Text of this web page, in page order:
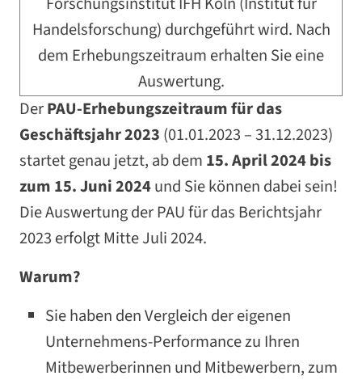
Handelsforschung) durchgeführt wird. Nach
dem Erhebungszeitraum erhalten Sie eine
Auswertung.
DerPAU-Erhebungszeitraum für das
Geschäftsjahr 2023 (01.01.2023 – 31.12.2023)
startet genau jetzt, ab dem 15. April 2024 bis
zum 15. Juni 2024und Sie können dabei sein!
Die Auswertung der PAU für das Berichtsjahr
2023 erfolgt Mitte Juli 2024.
Warum?
Sie haben den Vergleich der eigenen
Unternehmens-Performance zu Ihren
Mitbewerberinnen und Mitbewerbern, zum